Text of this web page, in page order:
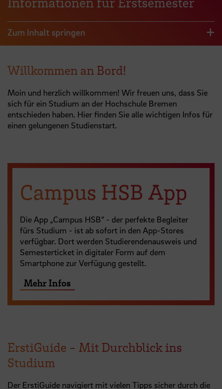
Zum Inhalt springen
Willkommen an Bord!
Moin und herzlich willkommen! Wir freuen uns, dass Sie
sich für ein Studium an der Hochschule Bremen
entschieden haben. Hier finden Sie alle wichtigen Infos für
einen gelungenen Studienstart.
Campus HSB App
Die App „Campus HSB“ - der perfekte Begleiter
fürs Studium - ist ab sofort in den App-Stores
verfügbar. Dort werden Studierendenausweis und
Semesterticket in digitaler Form auf dem
Smartphone zur Verfügung gestellt.
Mehr Infos
ErstiGuide - Mit Durchblick ins
Studium
Der ErstiGuide navigiert mit vielen Tipps sicher durch die